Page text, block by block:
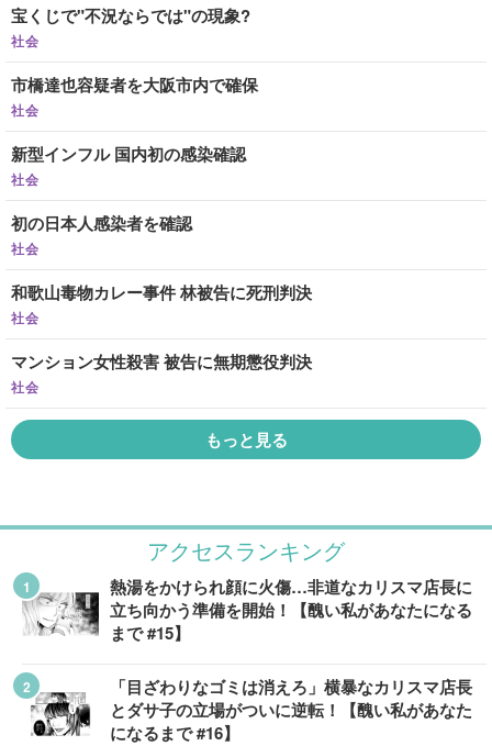
宝くじで"不況ならでは"の現象?
社会
市橋達也容疑者を大阪市内で確保
社会
新型インフル 国内初の感染確認
社会
初の日本人感染者を確認
社会
和歌山毒物カレー事件 林被告に死刑判決
社会
マンション女性殺害 被告に無期懲役判決
社会
もっと見る
アクセスランキング
熱湯をかけられ顔に火傷…非道なカリスマ店長に
立ち向かう準備を開始！【醜い私があなたになる
まで #15】
「目ざわりなゴミは消えろ」横暴なカリスマ店長
とダサ子の立場がついに逆転！【醜い私があなた
になるまで #16】